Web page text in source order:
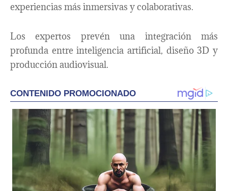
experiencias más inmersivas y colaborativas.
Los expertos prevén una integración más
profunda entre inteligencia artificial, diseño 3D y
producción audiovisual.